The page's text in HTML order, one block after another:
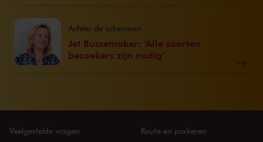
Jet Bussemaker: ‘Alle soorten
bezoekers zijn nodig’
Achter de schermen
Veelgestelde vragen
Route en parkeren